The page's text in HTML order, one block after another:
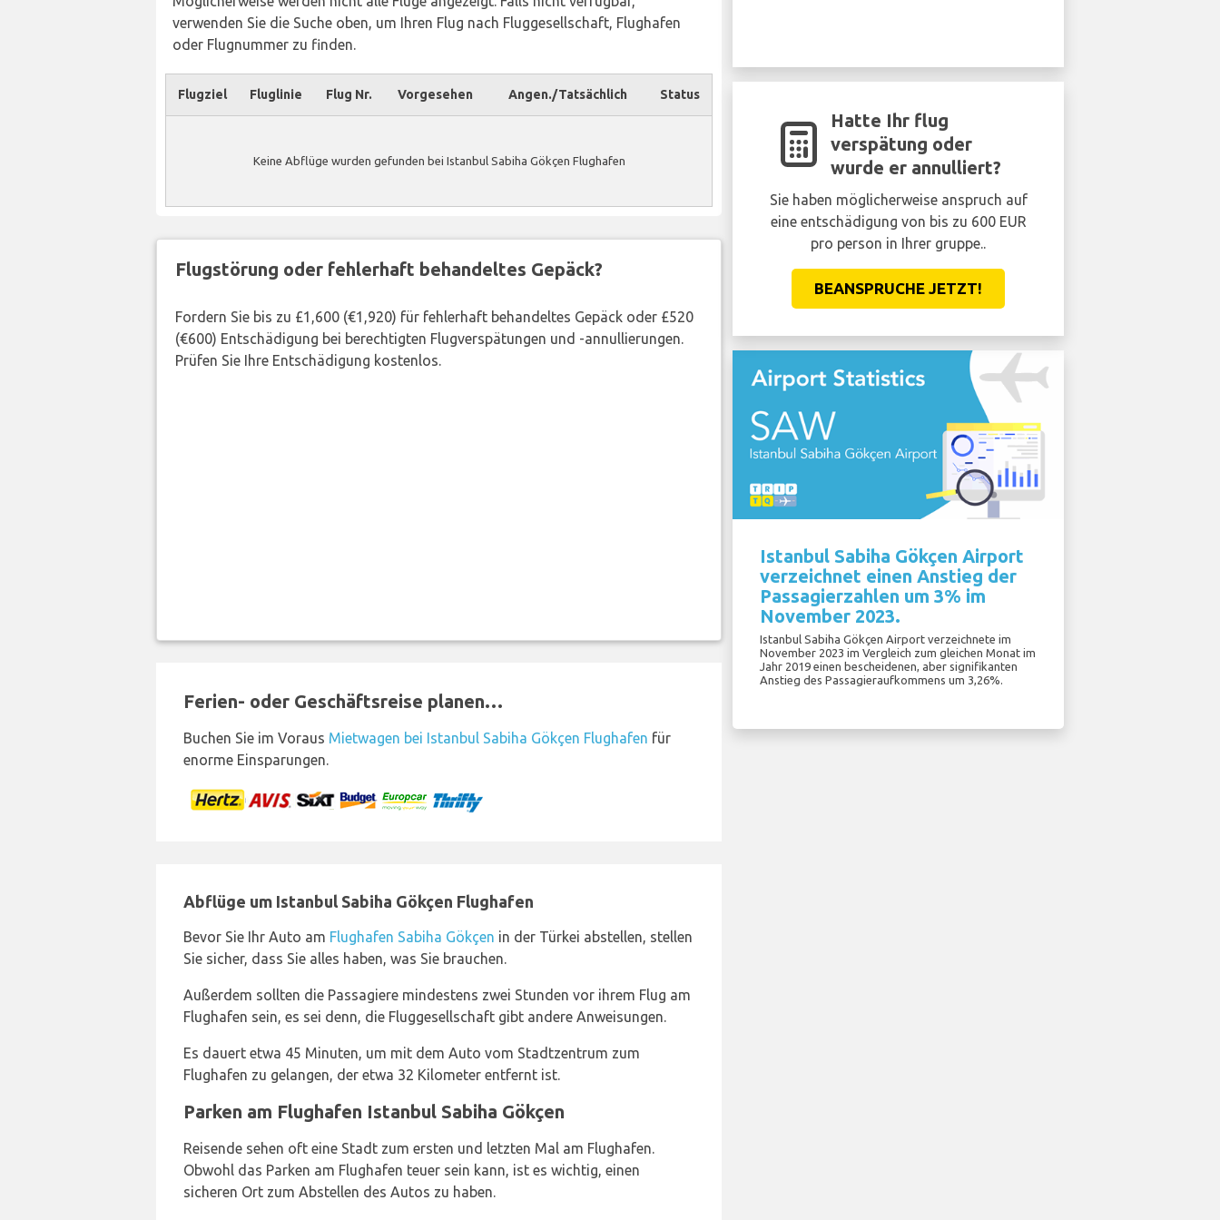
verwenden Sie die Suche oben, um Ihren Flug nach Fluggesellschaft, Flughafen
oder Flugnummer zu finden.
Flugziel Fluglinie Flug Nr. Vorgesehen Angen./Tatsächlich Status
Keine Abflüge wurden gefunden bei Istanbul Sabiha Gökçen Flughafen
Flugstörung oder fehlerhaft behandeltes Gepäck?
Fordern Sie bis zu £1,600 (€1,920) für fehlerhaft behandeltes Gepäck oder £520
(€600) Entschädigung bei berechtigten Flugverspätungen und -annullierungen.
Prüfen Sie Ihre Entschädigung kostenlos.
Ferien- oder Geschäftsreise planen…
Buchen Sie im Voraus Mietwagen bei Istanbul Sabiha Gökçen Flughafen für
enorme Einsparungen.
Abflüge um Istanbul Sabiha Gökçen Flughafen
Bevor Sie Ihr Auto am Flughafen Sabiha Gökçen in der Türkei abstellen, stellen
Sie sicher, dass Sie alles haben, was Sie brauchen.
Außerdem sollten die Passagiere mindestens zwei Stunden vor ihrem Flug am
Flughafen sein, es sei denn, die Fluggesellschaft gibt andere Anweisungen.
Es dauert etwa 45 Minuten, um mit dem Auto vom Stadtzentrum zum
Flughafen zu gelangen, der etwa 32 Kilometer entfernt ist.
Parken am Flughafen Istanbul Sabiha Gökçen
Reisende sehen oft eine Stadt zum ersten und letzten Mal am Flughafen.
Obwohl das Parken am Flughafen teuer sein kann, ist es wichtig, einen
sicheren Ort zum Abstellen des Autos zu haben.
Hatte Ihr flug
verspätung oder
wurde er annulliert?
Sie haben möglicherweise anspruch auf
eine entschädigung von bis zu 600 EUR
pro person in Ihrer gruppe..
BEANSPRUCHE JETZT!
Istanbul Sabiha Gökçen Airport
verzeichnet einen Anstieg der
Passagierzahlen um 3% im
November 2023.
Istanbul Sabiha Gökçen Airport verzeichnete im
November 2023 im Vergleich zum gleichen Monat im
Jahr 2019 einen bescheidenen, aber signifikanten
Anstieg des Passagieraufkommens um 3,26%.